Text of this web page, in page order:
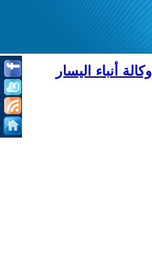
وكالة أنباء اليسار